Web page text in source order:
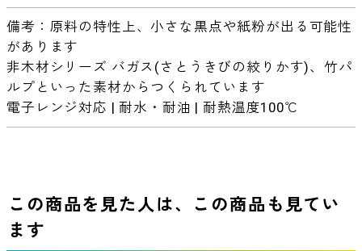
備考：原料の特性上、小さな黒点や紙粉が出る可能性
があります
非木材シリーズ バガス(さとうきびの絞りかす)、竹パ
ルプといった素材からつくられています
電子レンジ対応 | 耐水・耐油 | 耐熱温度100℃
この商品を見た人は、この商品も見てい
ます